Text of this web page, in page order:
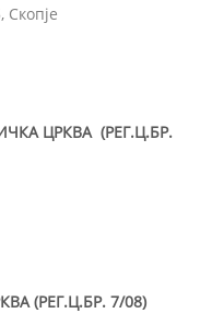
Скопје
ЦРКВА (РЕГ.Ц.БР.
(РЕГ.Ц.БР. 7/08)